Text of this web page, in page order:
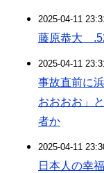
2025-04-11
藤原恭大
2025-04-11
事故直前に
おおおお」
者か
2025-04-11
日本人の幸